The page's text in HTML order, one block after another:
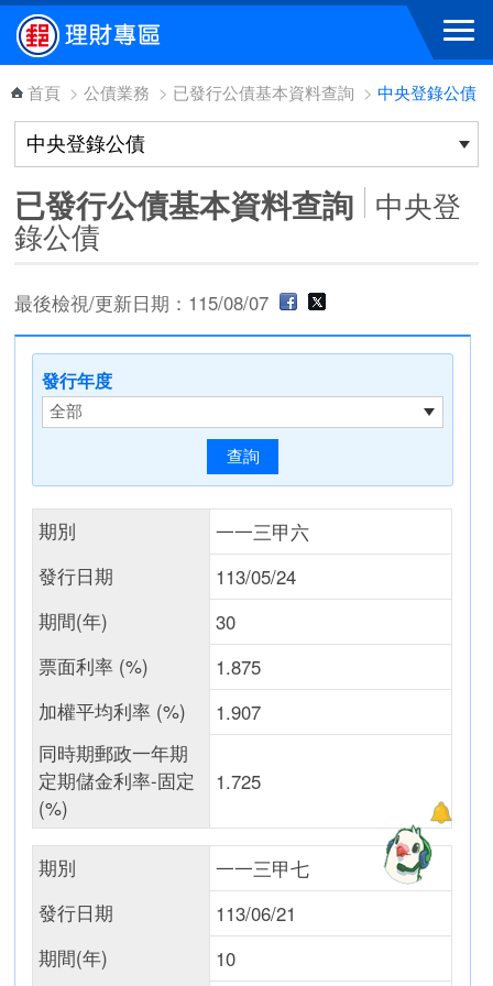
跳到主要內容區塊
首頁 > 公債業務 > 已發行公債基本資料查詢 > 中央登錄公債
已發行公債基本資料查詢 中央登
錄公債
最後檢視/更新日期：115/08/07
發行年度
期別
一一三甲六
發行日期
113/05/24
期間(年)
30
票面利率 (%)
1.875
加權平均利率 (%)
1.907
同時期郵政一年期
定期儲金利率-固定
(%)
1.725
期別
一一三甲七
發行日期
113/06/21
期間(年)
10